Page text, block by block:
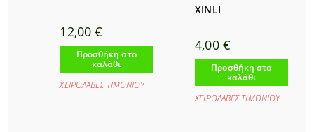
12,00€
Προσθήκη στο
καλάθι
ΧΕΙΡΟΛΑΒΕΣ ΤΙΜΟΝΙΟΥ
XINLI
4,00 €
Προσθήκη στο
καλάθι
ΧΕΙΡΟΛΑΒΕΣ ΤΙΜΟΝΙΟΥ